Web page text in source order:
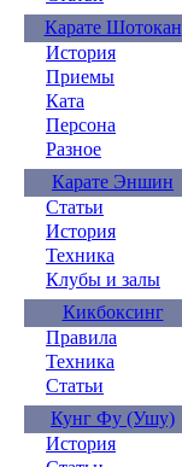
Карате Шотокан
История
Приемы
Ката
Персона
Разное
Карате Эншин
Статьи
История
Техника
Клубы и залы
Кикбоксинг
Правила
Техника
Статьи
Кунг Фу (Ушу)
История